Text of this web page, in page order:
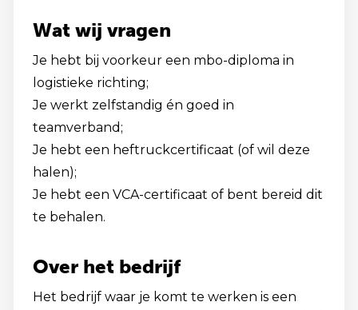
Wat wij vragen
Je hebt bij voorkeur een mbo-diploma in
logistieke richting;
Je werkt zelfstandig én goed in
teamverband;
Je hebt een heftruckcertificaat (of wil deze
halen);
Je hebt een VCA-certificaat of bent bereid dit
te behalen.
Over het bedrijf
Het bedrijf waar je komt te werken is een